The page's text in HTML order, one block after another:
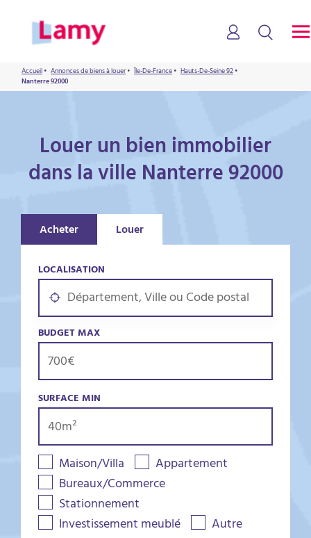
Accueil• Annonces de biens à louer• Île-De-France• Hauts-De-Seine 92•
Nanterre 92000
Louer un bien immobilier
dans la ville Nanterre 92000
Acheter Louer
LOCALISATION
BUDGET MAX
SURFACE MIN
Maison/Villa
Appartement
Bureaux/Commerce
Stationnement
Investissement meublé
Autre